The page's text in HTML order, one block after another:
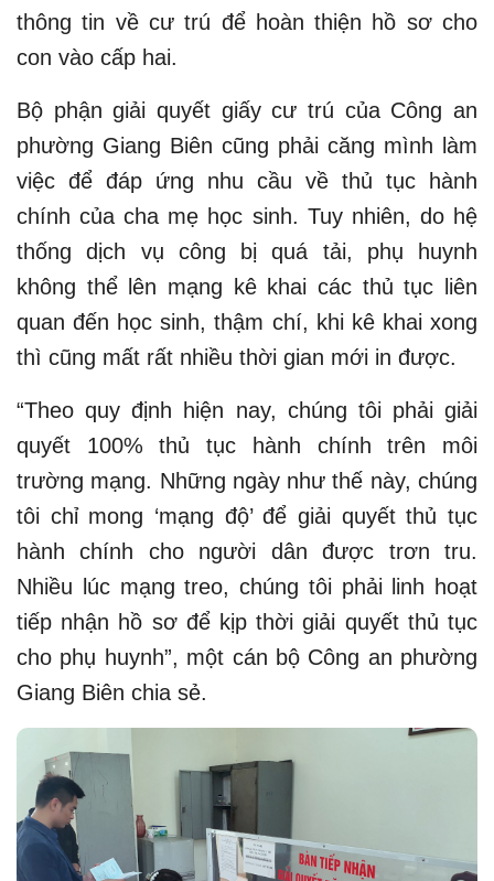
thông tin về cư trú để hoàn thiện hồ sơ cho
con vào cấp hai.
Bộ phận giải quyết giấy cư trú của Công an
phường Giang Biên cũng phải căng mình làm
việc để đáp ứng nhu cầu về thủ tục hành
chính của cha mẹ học sinh. Tuy nhiên, do hệ
thống dịch vụ công bị quá tải, phụ huynh
không thể lên mạng kê khai các thủ tục liên
quan đến học sinh, thậm chí, khi kê khai xong
thì cũng mất rất nhiều thời gian mới in được.
“Theo quy định hiện nay, chúng tôi phải giải
quyết 100% thủ tục hành chính trên môi
trường mạng. Những ngày như thế này, chúng
tôi chỉ mong ‘mạng độ’ để giải quyết thủ tục
hành chính cho người dân được trơn tru.
Nhiều lúc mạng treo, chúng tôi phải linh hoạt
tiếp nhận hồ sơ để kịp thời giải quyết thủ tục
cho phụ huynh”, một cán bộ Công an phường
Giang Biên chia sẻ.